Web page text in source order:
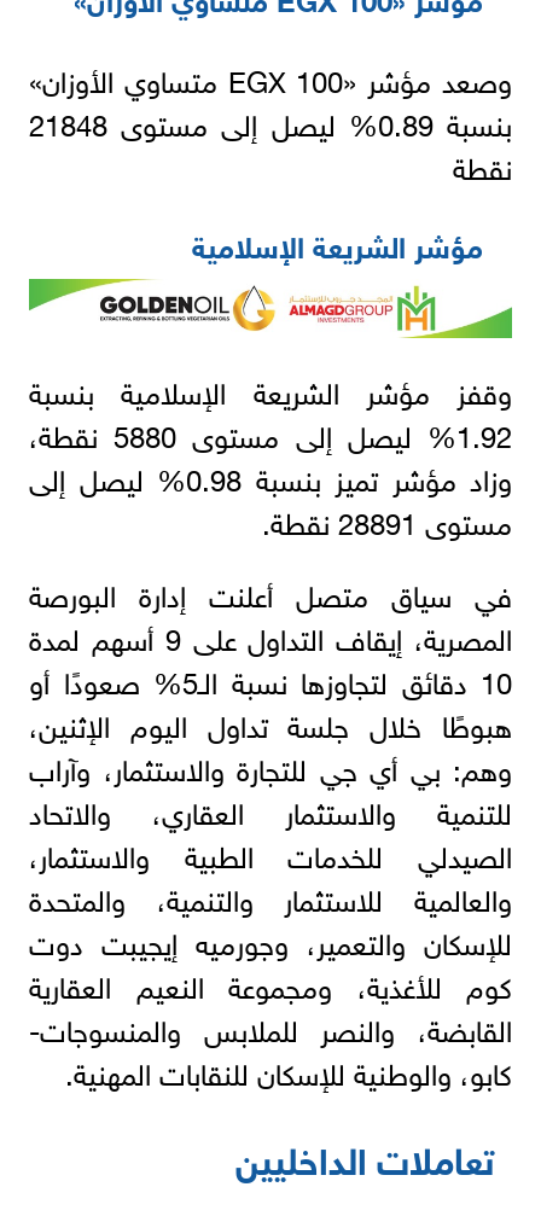
وصعد مؤشر «EGX 100 متساوي الأوزان»
بنسبة 0.89% ليصل إلى مستوى 21848
نقطة
مؤشر الشريعة الإسلامية
وقفز مؤشر الشريعة الإسلامية بنسبة
1.92% ليصل إلى مستوى 5880 نقطة،
وزاد مؤشر تميز بنسبة 0.98% ليصل إلى
مستوى 28891 نقطة.
في سياق متصل أعلنت إدارة البورصة
المصرية، إيقاف التداول على 9 أسهم لمدة
10 دقائق لتجاوزها نسبة الـ5% صعودًا أو
هبوطًا خلال جلسة تداول اليوم الإثنين،
وهم: بي أي جي للتجارة والاستثمار، وآراب
للتنمية والاستثمار العقاري، والاتحاد
الصيدلي للخدمات الطبية والاستثمار،
والعالمية للاستثمار والتنمية، والمتحدة
للإسكان والتعمير، وجورميه إيجيبت دوت
كوم للأغذية، ومجموعة النعيم العقارية
القابضة، والنصر للملابس والمنسوجات-
كابو، والوطنية للإسكان للنقابات المهنية.
تعاملات الداخليين